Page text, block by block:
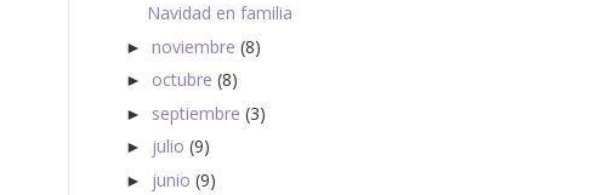
Navidad en familia
► noviembre (8)
► octubre (8)
► septiembre (3)
► julio (9)
► junio (9)